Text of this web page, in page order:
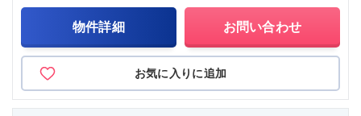
物件詳細 お問い合わせ
お気に入りに追加